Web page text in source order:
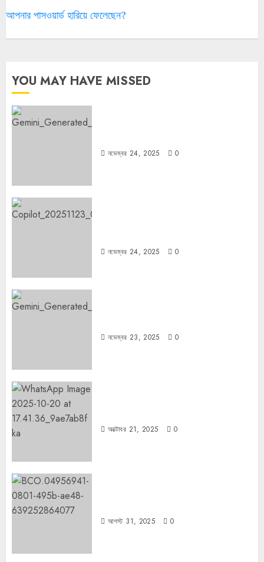
আপনার পাসওয়ার্ড হারিয়ে ফেলেছেন?
YOU MAY HAVE MISSED
নভেম্বর 24, 2025 0
নভেম্বর 24, 2025 0
নভেম্বর 23, 2025 0
অক্টোবর 21, 2025 0
আগস্ট 31, 2025 0